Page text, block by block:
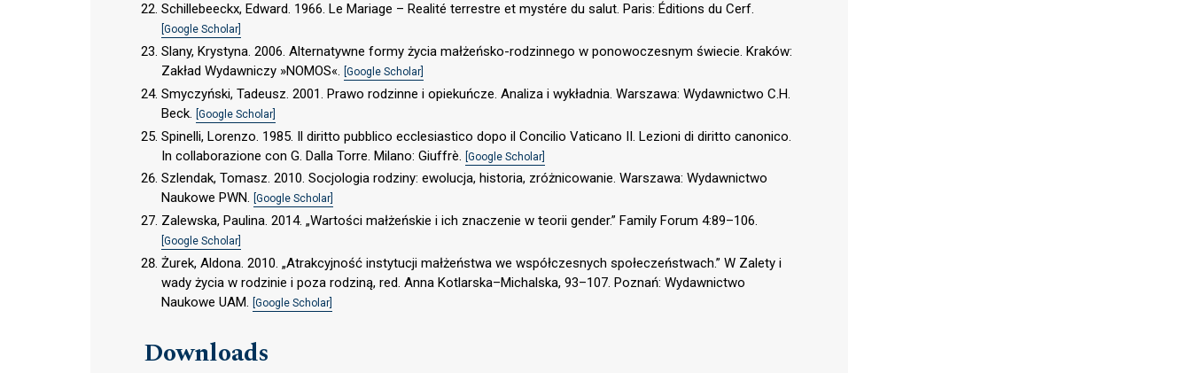
Schillebeeckx, Edward. 1966. Le Mariage – Realité terrestre et mystére du salut. Paris: Éditions du Cerf.
[Google Scholar]
Slany, Krystyna. 2006. Alternatywne formy życia małżeńsko-rodzinnego w ponowoczesnym świecie. Kraków:
Zakład Wydawniczy »NOMOS«. [Google Scholar]
Smyczyński, Tadeusz. 2001. Prawo rodzinne i opiekuńcze. Analiza i wykładnia. Warszawa: Wydawnictwo C.H.
Beck. [Google Scholar]
Spinelli, Lorenzo. 1985. Il diritto pubblico ecclesiastico dopo il Concilio Vaticano II. Lezioni di diritto canonico.
In collaborazione con G. Dalla Torre. Milano: Giuffrè. [Google Scholar]
Szlendak, Tomasz. 2010. Socjologia rodziny: ewolucja, historia, zróżnicowanie. Warszawa: Wydawnictwo
Naukowe PWN. [Google Scholar]
Zalewska, Paulina. 2014. „Wartości małżeńskie i ich znaczenie w teorii gender.” Family Forum 4:89–106.
[Google Scholar]
Żurek, Aldona. 2010. „Atrakcyjność instytucji małżeństwa we współczesnych społeczeństwach.” W Zalety i
wady życia w rodzinie i poza rodziną, red. Anna Kotlarska–Michalska, 93–107. Poznań: Wydawnictwo
Naukowe UAM. [Google Scholar]
Downloads